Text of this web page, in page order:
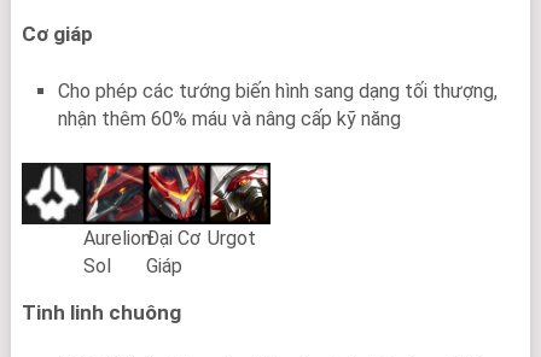
Cơ giáp
Cho phép các tướng biến hình sang dạng tối thượng,
nhận thêm 60% máu và nâng cấp kỹ năng
Aurelion
Sol
Đại Cơ
Giáp
Urgot
Tinh linh chuông